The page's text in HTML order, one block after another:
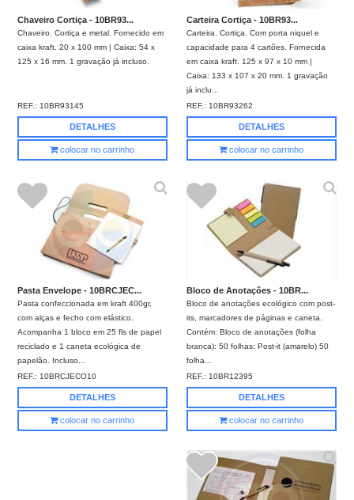
Chaveiro Cortiça - 10BR93...
Chaveiro. Cortiça e metal. Fornecido em
caixa kraft. 20 x 100 mm | Caixa: 54 x
125 x 16 mm. 1 gravação já incluso.
REF.:10BR93145
DETALHES
colocar no carrinho
Carteira Cortiça - 10BR93...
Carteira. Cortiça. Com porta niquel e
capacidade para 4 cartões. Fornecida
em caixa kraft. 125 x 97 x 10 mm |
Caixa: 133 x 107 x 20 mm. 1 gravação
já inclu...
REF.:10BR93262
DETALHES
colocar no carrinho
Pasta Envelope - 10BRCJEC...
Pasta confeccionada em kraft 400gr,
com alças e fecho com elástico.
Acompanha 1 bloco em 25 fls de papel
reciclado e 1 caneta ecológica de
papelão. Incluso...
REF.: 10BRCJECO10
DETALHES
colocar no carrinho
Bloco de Anotações - 10BR...
Bloco de anotações ecológico com post-
its, marcadores de páginas e caneta.
Contém: Bloco de anotações (folha
branca): 50 folhas; Post-it (amarelo) 50
folha...
REF.: 10BR12395
DETALHES
colocar no carrinho